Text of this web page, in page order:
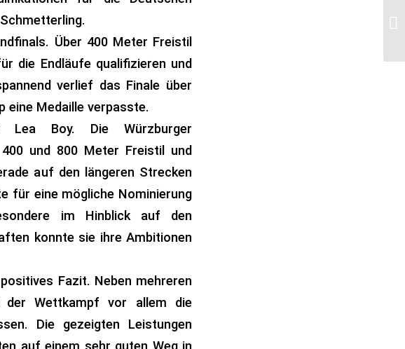
Über 400 Meter Freistil
die Endläufe qualifizieren und
verlief das Finale über
eine Medaille verpasste.
Boy. Die Würzburger
und 800 Meter Freistil und
auf den längeren Strecken
für eine mögliche Nominierung
im Hinblick auf den
konnte sie ihre Ambitionen
Fazit. Neben mehreren
der Wettkampf vor allem die
Die gezeigten Leistungen
auf einem sehr guten Weg in